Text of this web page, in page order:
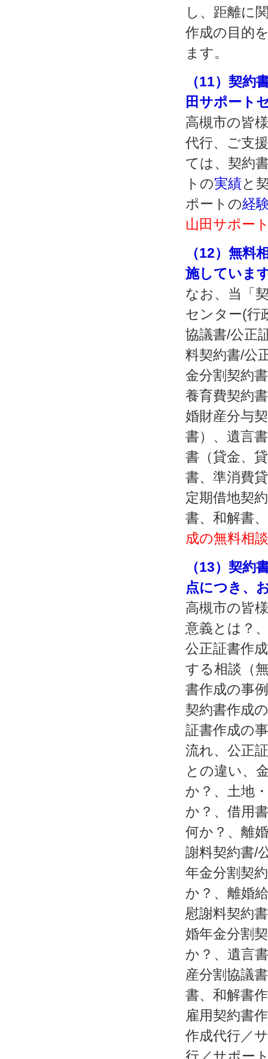
し、距離に
作成の目的
ます。
（11）契約
田サポート
高槻市の皆
代行、ご支
ては、契約
トの実績と
ポートの経
山田サポー
（12）無料
施していま
なお、当「
センター(行
協議書/公正
料契約書/公
金分割契約
養育費契約
婚財産分与
書）、遺言
書（貸金、
書、準消費
定期借地契
書、和解書
成の無料相
（13）契約
点につき、
高槻市の皆
意義とは？
公正証書作
する相談（
書作成の事
契約書作成
証書作成の
流れ、公正
との違い、
か？、土地
か？、借用
何か？、離
謝料契約書/
年金分割契
か？、離婚
慰謝料契約
婚年金分割
か？、遺言
産分割協議
書、和解書
雇用契約書
作成代行／
行／サポー